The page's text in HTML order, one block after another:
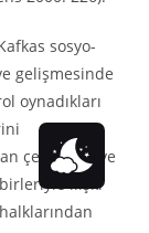
sosyo-
gelişmesinde
oynadıkları
çeşitli soy ve
ilişki